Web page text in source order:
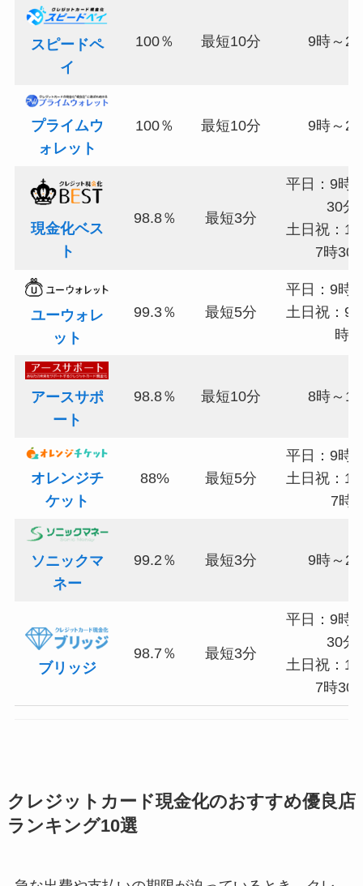
スピードペ
イ
100％ 最短10分 9時～
プライムウ
ォレット
100％ 最短10分 9時～
現金化ベス
ト
98.8％ 最短3分
平日：9時
30分
土日祝：
7時30
ユーウォレ
ット
99.3％ 最短5分
平日：9時
土日祝：9
時
アースサポ
ート
98.8％ 最短10分 8時～
オレンジチ
ケット
88% 最短5分
平日：9時
土日祝：
7時
ソニックマ
ネー
99.2％ 最短3分 9時～
ブリッジ
98.7％ 最短3分
平日：9時
30分
土日祝：
7時30
クレジットカード現金化のおすすめ優良店
ランキング10選